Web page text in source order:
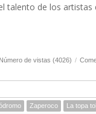
talento de los
Número de vistas (4026) /
Zaperoco La topa